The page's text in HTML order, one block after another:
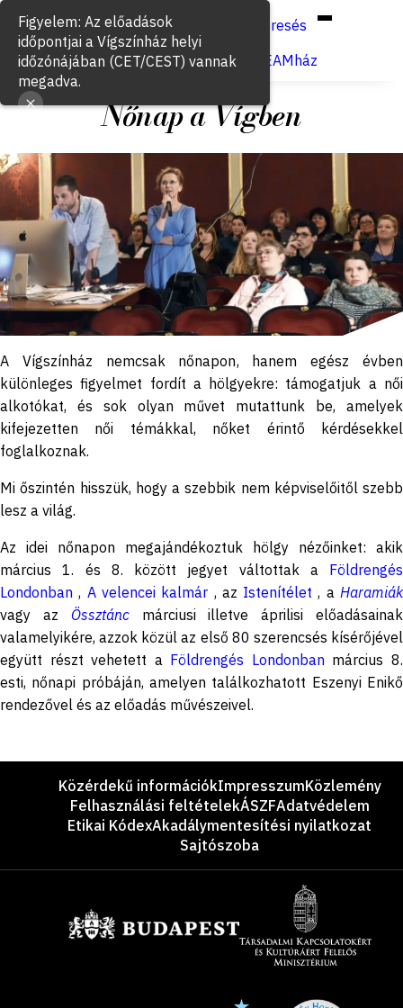
Keresés
Jegyvásárlás
VígSTREAMház
Nőnap a Vígben
2016. február 27.
A Vígszínház nemcsak nőnapon, hanem egész évben
különleges figyelmet fordít a hölgyekre: támogatjuk a női
alkotókat, és sok olyan művet mutattunk be, amelyek
kifejezetten női témákkal, nőket érintő kérdésekkel
foglalkoznak.
Mi őszintén hisszük, hogy a szebbik nem képviselőitől szebb
lesz a világ.
Az idei nőnapon megajándékoztuk hölgy nézőinket: akik
március 1. és 8. között jegyet váltottak a Földrengés
Londonban, A velencei kalmár , az Istenítélet, aHaramiák
vagy az Össztánc márciusi illetve áprilisi előadásainak
valamelyikére, azzok közül az első 80 szerencsés kísérőjével
együtt részt vehetett a Földrengés Londonban március 8.
esti, nőnapi próbáján, amelyen találkozhatott Eszenyi Enikő
rendezővel és az előadás művészeivel.
LáblécKözérdekű információkImpresszumKözlemény
Felhasználási feltételekÁSZFAdatvédelem
Etikai KódexAkadálymentesítési nyilatkozat
Sajtószoba
Figyelem: Az előadások
időpontjai a Vígszínház helyi
időzónájában (CET/CEST) vannak
megadva.